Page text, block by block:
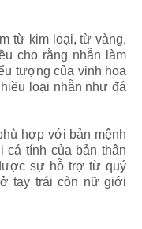
từ kim loại, từ vàng,
cho rằng nhẫn làm
tượng của vinh hoa
loại nhẫn như đá
hợp với bản mệnh
cá tính của bản thân
sự hỗ trợ từ quý
tay trái còn nữ giới